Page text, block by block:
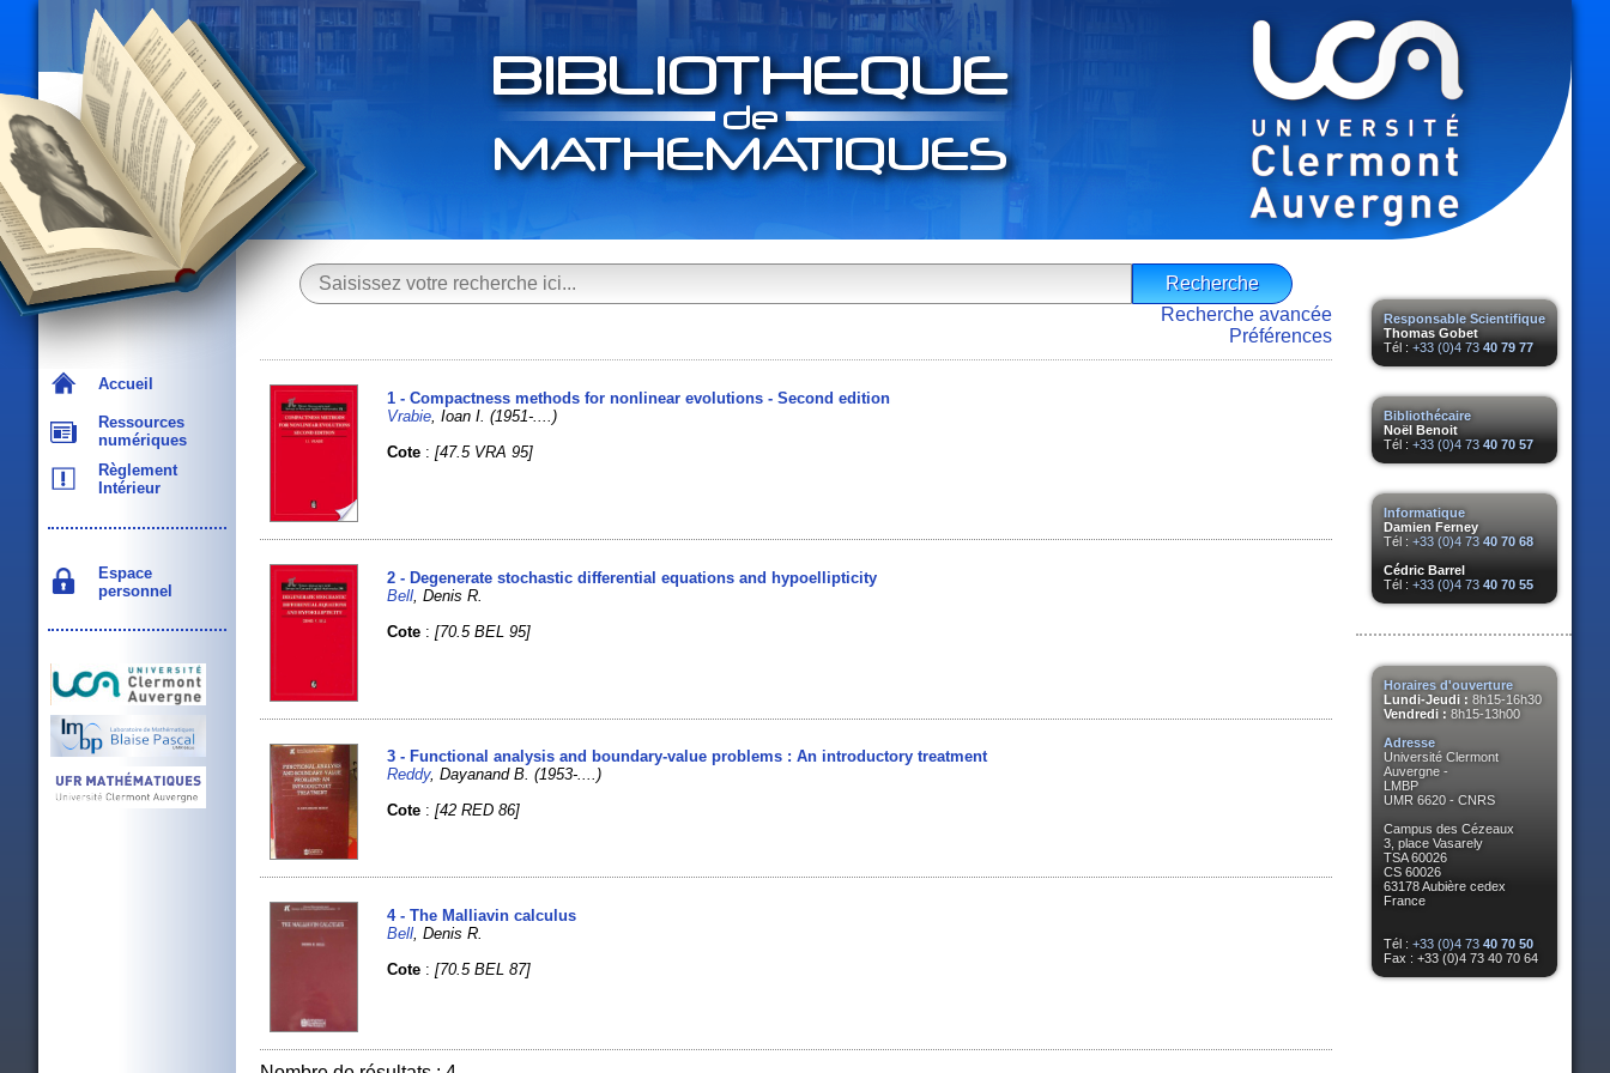
Accueil
Ressources
numériques
Règlement
Intérieur
Espace
personnel
Responsable Scientifique
Thomas Gobet
Tél : +33 (0)4 73 40 79 77
Bibliothécaire
Noël Benoit
Tél : +33 (0)4 73 40 70 57
Informatique
Damien Ferney
Tél : +33 (0)4 73 40 70 68
Cédric Barrel
Tél : +33 (0)4 73 40 70 55
Horaires d'ouverture
Lundi-Jeudi : 8h15-16h30
Vendredi : 8h15-13h00
Adresse
Université Clermont
Auvergne -
LMBP
UMR 6620 - CNRS
Campus des Cézeaux
3, place Vasarely
TSA 60026
CS 60026
63178 Aubière cedex
France
Tél : +33 (0)4 73 40 70 50
Fax : +33 (0)4 73 40 70 64
Recherche avancée
Préférences
1 - Compactness methods for nonlinear evolutions - Second edition
Vrabie , Ioan I. (1951-....)
Cote :[47.5 VRA 95]
2 - Degenerate stochastic differential equations and hypoellipticity
Bell , Denis R.
Cote :[70.5 BEL 95]
3 - Functional analysis and boundary-value problems : An introductory treatment
Reddy, Dayanand B. (1953-....)
Cote :[42 RED 86]
4 - The Malliavin calculus
Bell , Denis R.
Cote :[70.5 BEL 87]